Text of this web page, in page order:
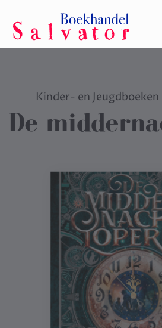
Kinder- en Jeugdboeken
De